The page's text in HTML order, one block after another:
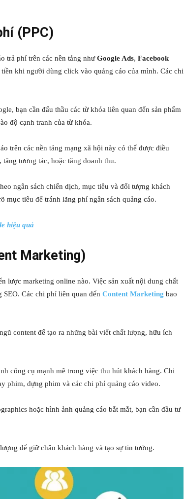
(PPC)
trả phí trên các nền tảng nhưGoogle Ads, Facebook
khi người dùng click vào quảng cáo của mình. Các chi
bạn cần đấu thầu các từ khóa liên quan đến sản phẩm
độ cạnh tranh của từ khóa.
trên các nền tảng mạng xã hội này có thể được điều
tương tác, hoặc tăng doanh thu.
ngân sách chiến dịch, mục tiêu và đối tượng khách
mục tiêu để tránh lãng phí ngân sách quảng cáo.
hiệu quả
Marketing)
lược marketing online nào. Việc sản xuất nội dung chất
Các chi phí liên quan đến Content Marketing bao
content để tạo ra những bài viết chất lượng, hữu ích
công cụ mạnh mẽ trong việc thu hút khách hàng. Chi
phim, dựng phim và các chi phí quảng cáo video.
hoặc hình ảnh quảng cáo bắt mắt, bạn cần đầu tư
để giữ chân khách hàng và tạo sự tin tưởng.